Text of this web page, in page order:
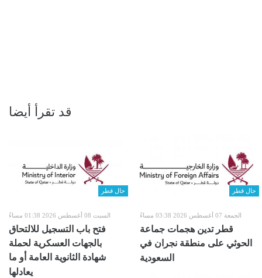
قد تقرأ أيضا
حال قطر
السبت 08 أغسطس 2026 01:38 مساءً
فتح باب التسجيل للالتحاق
بالجهات العسكرية لحملة
شهادة الثانوية العامة أو ما
يعادلها
حال قطر
الجمعة 07 أغسطس 2026 03:38 مساءً
قطر تدين هجمات جماعة
الحوثي على منطقة نجران في
السعودية